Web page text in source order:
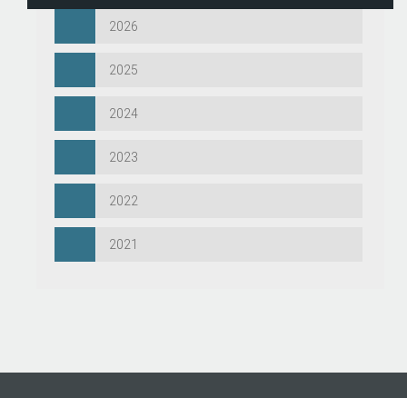
2026
2025
2024
2023
2022
2021